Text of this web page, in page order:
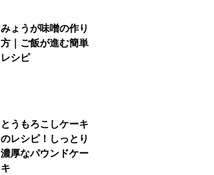
みょうが味噌の作り
方｜ご飯が進む簡単
レシピ
とうもろこしケーキ
のレシピ！しっとり
濃厚なパウンドケー
キ